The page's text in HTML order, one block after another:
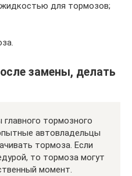
для тормозов;
замены, делать
тормозного
автовладельцы
тормоза. Если
то тормоза могут
момент.